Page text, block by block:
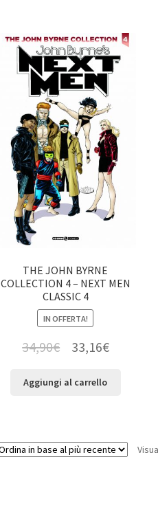
THE JOHN BYRNE
COLLECTION 4 – NEXT MEN
CLASSIC 4
IN OFFERTA!
34,90€ 33,16€
Aggiungi al carrello